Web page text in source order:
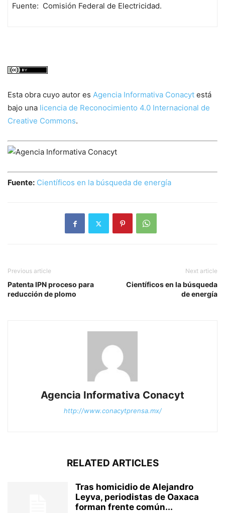
Fuente: Comisión Federal de Electricidad.
Esta obra cuyo autor es Agencia Informativa Conacyt está
bajo una licencia de Reconocimiento 4.0 Internacional de
Creative Commons.
Fuente: Científicos en la búsqueda de energía
Previous article
Patenta IPN proceso para
reducción de plomo
Next article
Científicos en la búsqueda
de energía
Agencia Informativa Conacyt
http://www.conacytprensa.mx/
RELATED ARTICLES
Tras homicidio de Alejandro
Leyva, periodistas de Oaxaca
forman frente común...